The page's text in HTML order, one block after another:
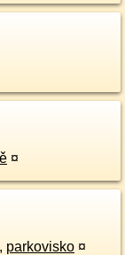
¤
, parkovisko ¤